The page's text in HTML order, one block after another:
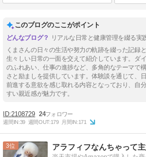
このブログのここがポイント
リアルな日常と健康管理を綴る実
くまさんの日々の生活や努力の軌跡を綴った記録
生々しい日常の一面を交えて紹介しています。ダ
のふれあい、仕事の進捗など、多角的なテーマで
さと励ましを提供しています。体験談を通じて、
前進する意欲を感じ取れる内容となっており、自
すい親近感が魅力です。
2108729 24
週間IN:39 週間OUT:179 月間IN:171
3